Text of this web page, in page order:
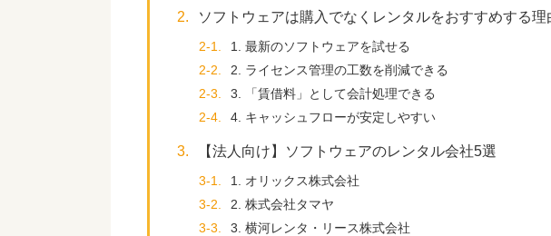
2. ソフトウェアは購入でなくレンタルをおすすめする理
2-1.
1. 最新のソフトウェアを試せる
2-2.
2. ライセンス管理の工数を削減できる
2-3.
3. 「賃借料」として会計処理できる
2-4.
4. キャッシュフローが安定しやすい
3. 【法人向け】ソフトウェアのレンタル会社5選
3-1.
1. オリックス株式会社
3-2.
2. 株式会社タマヤ
3-3.
3. 横河レンタ・リース株式会社